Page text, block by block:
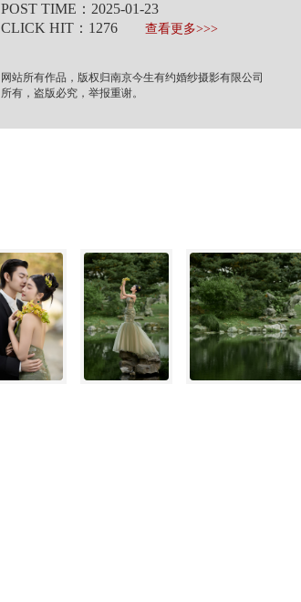
POST TIME：2025-01-23
CLICK HIT： 1276 查看更多>>>
网站所有作品，版权归南京今生有约婚纱摄影有限公司
所有，盗版必究，举报重谢。